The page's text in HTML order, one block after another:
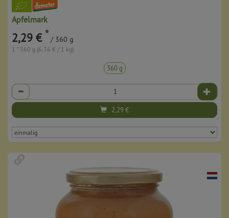
Apfelmark
2,29 € * / 360 g
1 * 360 g (6,36 € / 1 kg)
360 g
Anzahl
2,29€